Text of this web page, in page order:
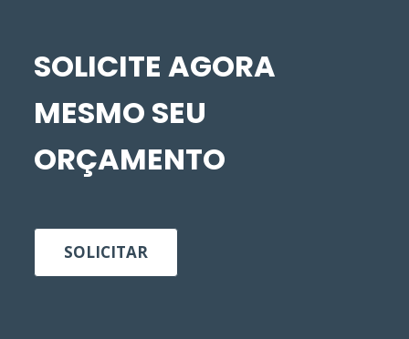
SOLICITE AGORA
MESMO SEU
ORÇAMENTO
SOLICITAR